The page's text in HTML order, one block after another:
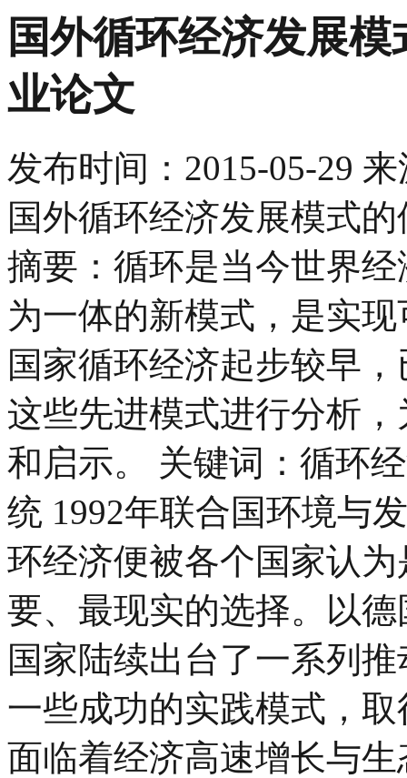
国外循环经济发展
业论文
发布时间： 2015-05-29 来
国外循环经济发展模式
摘要：循环是当今世界
为一体的新模式，是实
国家循环经济起步较早
这些先进模式进行分析
和启示。 关键词：循环
统 1992年联合国环境与
环经济便被各个国家认
要、最现实的选择。以
国家陆续出台了一系列
一些成功的实践模式，
面临着经济高速增长与